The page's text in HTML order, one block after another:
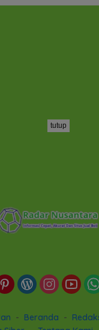
Beranda
tutup